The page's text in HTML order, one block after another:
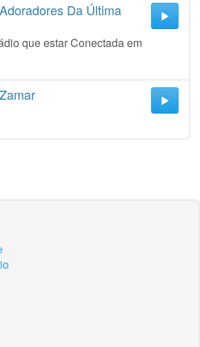
Da Última
que estar Conectada em